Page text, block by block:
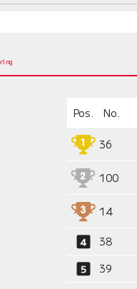
Pos. No.
36
100
14
38
39